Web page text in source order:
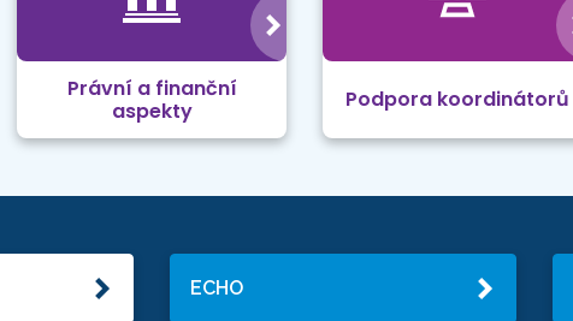
Právní a finanční
aspekty
Podpora koordinátorů
ECHO